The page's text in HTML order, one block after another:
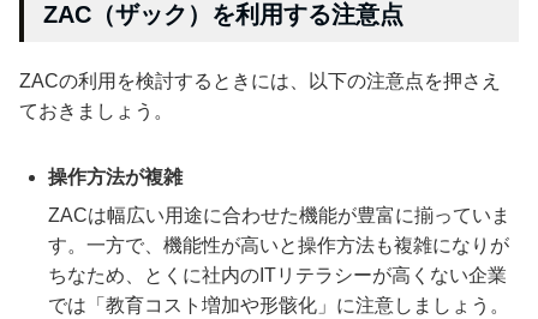
ZAC（ザック）を利用する注意点
ZACの利用を検討するときには、以下の注意点を押さえ
ておきましょう。
操作方法が複雑
ZACは幅広い用途に合わせた機能が豊富に揃っていま
す。一方で、機能性が高いと操作方法も複雑になりが
ちなため、とくに社内のITリテラシーが高くない企業
では「教育コスト増加や形骸化」に注意しましょう。